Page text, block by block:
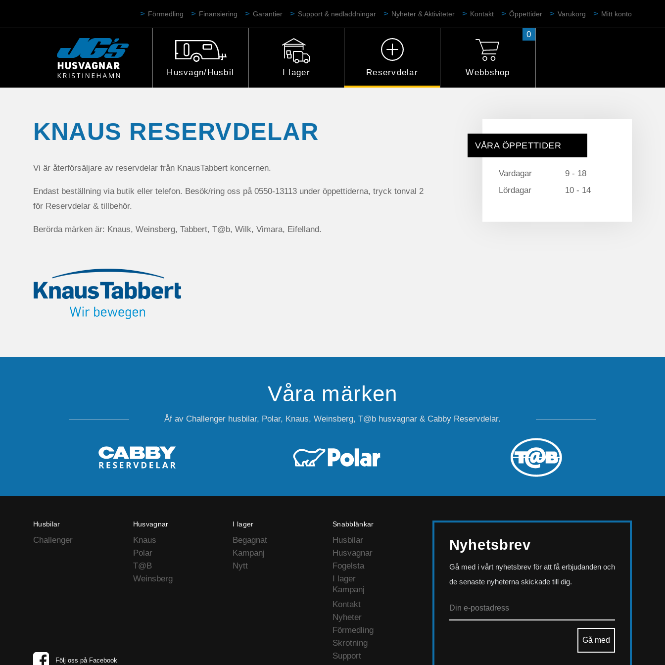
Förmedling Finansiering Garantier Support & nedladdningar Nyheter & Aktiviteter Kontakt Öppettider Varukorg Mitt konto
Husvagn/Husbil I lager Reservdelar Webbshop
0
KNAUS RESERVDELAR
Vi är återförsäljare av reservdelar från KnausTabbert koncernen.
Endast beställning via butik eller telefon. Besök/ring oss på 0550-13113 under öppettiderna, tryck tonval 2
för Reservdelar & tillbehör.
Berörda märken är: Knaus, Weinsberg, Tabbert, T@b, Wilk, Vimara, Eifelland.
VÅRA ÖPPETTIDER
Vardagar
9 - 18
Lördagar
10 - 14
Våra märken
Åf av Challenger husbilar, Polar, Knaus, Weinsberg, T@b husvagnar & Cabby Reservdelar.
Husbilar
Challenger
Husvagnar
Knaus
Polar
T@B
Weinsberg
I lager
Begagnat
Kampanj
Nytt
Snabblänkar
Husbilar
Husvagnar
Fogelsta
I lager
Kampanj
Kontakt
Nyheter
Förmedling
Skrotning
Support
Följ oss på Facebook
Nyhetsbrev
Gå med i vårt nyhetsbrev för att få erbjudanden och
de senaste nyheterna skickade till dig.